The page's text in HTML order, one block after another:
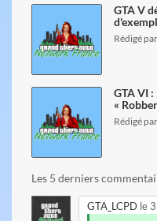
GTA V
Rédigé par
lire l'article
GTA VI
«
Rédigé par
Les 5 derniers
GTA_LCPD le